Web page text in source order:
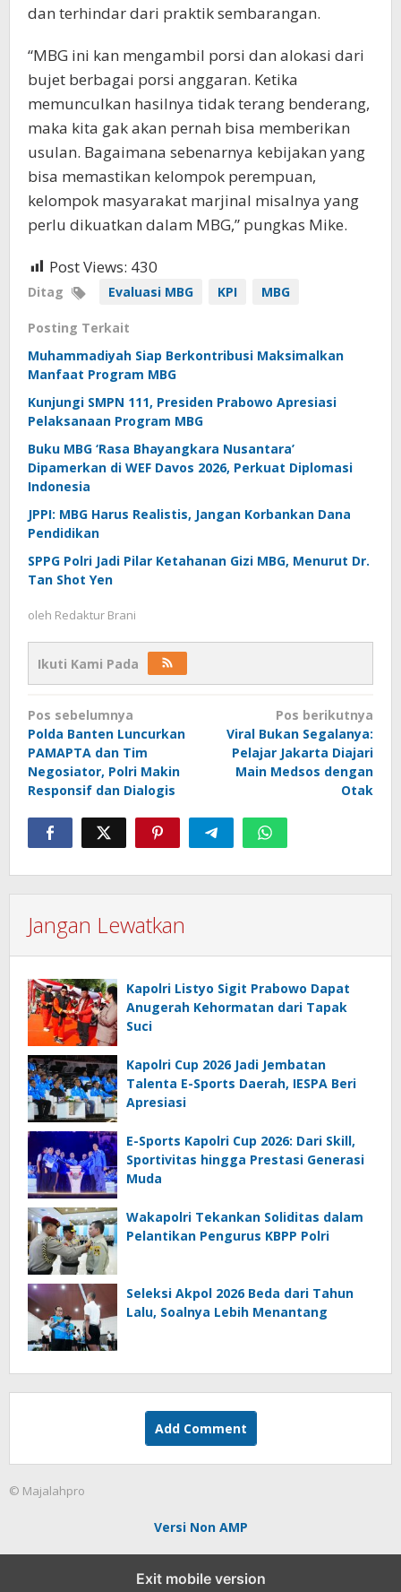
dan terhindar dari praktik sembarangan.
“MBG ini kan mengambil porsi dan alokasi dari
bujet berbagai porsi anggaran. Ketika
memunculkan hasilnya tidak terang benderang,
maka kita gak akan pernah bisa memberikan
usulan. Bagaimana sebenarnya kebijakan yang
bisa memastikan kelompok perempuan,
kelompok masyarakat marjinal misalnya yang
perlu dikuatkan dalam MBG,” pungkas Mike.
Post Views: 430
Ditag Evaluasi MBG KPI MBG
Posting Terkait
Muhammadiyah Siap Berkontribusi Maksimalkan
Manfaat Program MBG
Kunjungi SMPN 111, Presiden Prabowo Apresiasi
Pelaksanaan Program MBG
Buku MBG ‘Rasa Bhayangkara Nusantara’
Dipamerkan di WEF Davos 2026, Perkuat Diplomasi
Indonesia
JPPI: MBG Harus Realistis, Jangan Korbankan Dana
Pendidikan
SPPG Polri Jadi Pilar Ketahanan Gizi MBG, Menurut Dr.
Tan Shot Yen
oleh Redaktur Brani
Ikuti Kami Pada
Navigasi
pos
Pos sebelumnya
Polda Banten Luncurkan
PAMAPTA dan Tim
Negosiator, Polri Makin
Responsif dan Dialogis
Pos berikutnya
Viral Bukan Segalanya:
Pelajar Jakarta Diajari
Main Medsos dengan
Otak
Jangan Lewatkan
Kapolri Listyo Sigit Prabowo Dapat
Anugerah Kehormatan dari Tapak
Suci
Kapolri Cup 2026 Jadi Jembatan
Talenta E-Sports Daerah, IESPA Beri
Apresiasi
E-Sports Kapolri Cup 2026: Dari Skill,
Sportivitas hingga Prestasi Generasi
Muda
Wakapolri Tekankan Soliditas dalam
Pelantikan Pengurus KBPP Polri
Seleksi Akpol 2026 Beda dari Tahun
Lalu, Soalnya Lebih Menantang
Add Comment
© Majalahpro
Versi Non AMP
Exit mobile version